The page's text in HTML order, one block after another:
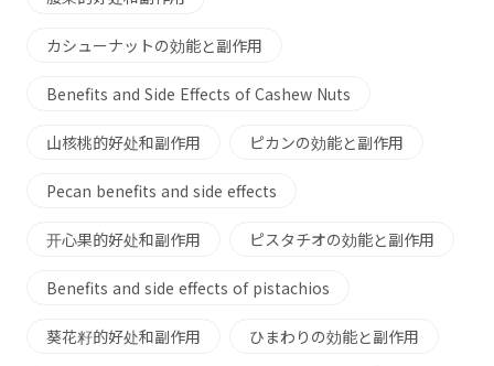
カシューナットの効能と副作用
Benefits and Side Effects of Cashew Nuts
山核桃的好处和副作用 ピカンの効能と副作用
Pecan benefits and side effects
开心果的好处和副作用 ピスタチオの効能と副作用
Benefits and side effects of pistachios
葵花籽的好处和副作用 ひまわりの効能と副作用